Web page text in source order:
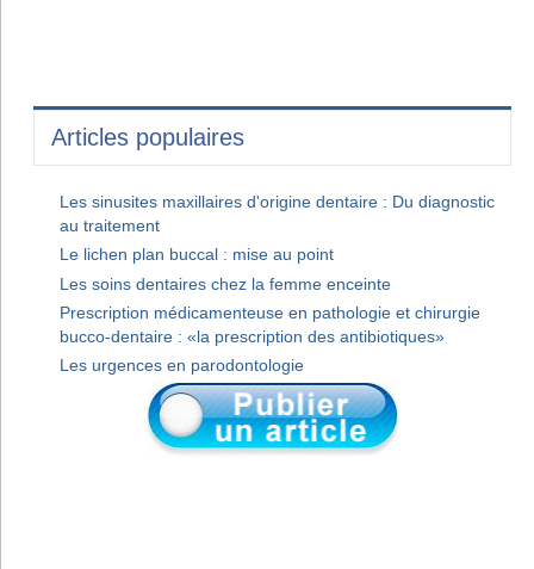
Articles populaires
Les sinusites maxillaires d'origine dentaire : Du diagnostic
au traitement
Le lichen plan buccal : mise au point
Les soins dentaires chez la femme enceinte
Prescription médicamenteuse en pathologie et chirurgie
bucco-dentaire : «la prescription des antibiotiques»
Les urgences en parodontologie